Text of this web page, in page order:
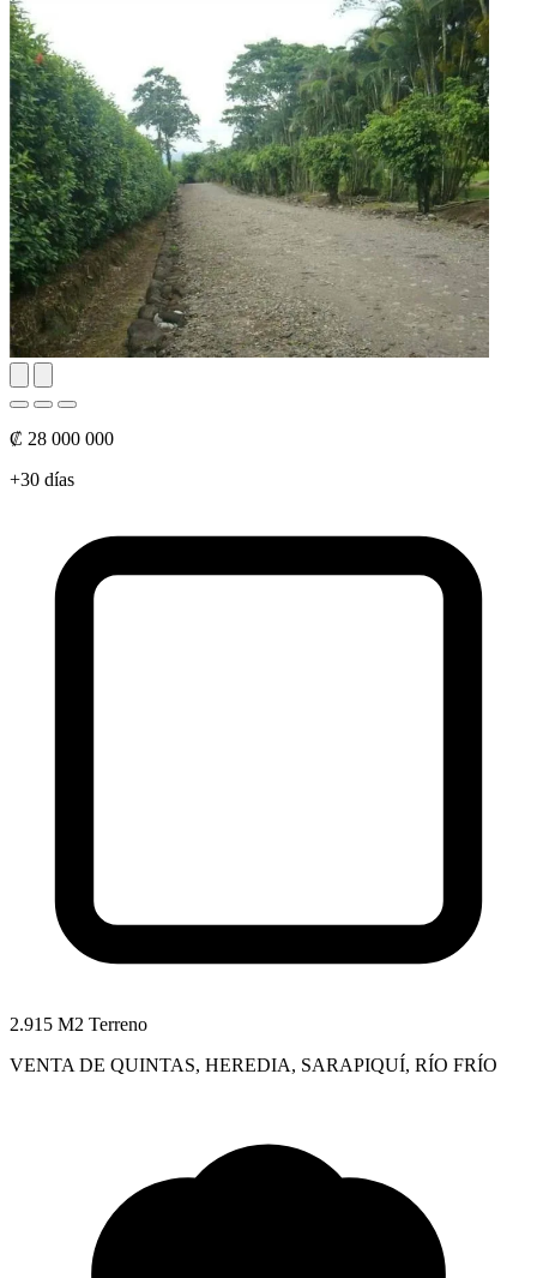
₡ 28 000 000
+30 días
2.915 M2 Terreno
VENTA DE QUINTAS, HEREDIA, SARAPIQUÍ, RÍO FRÍO